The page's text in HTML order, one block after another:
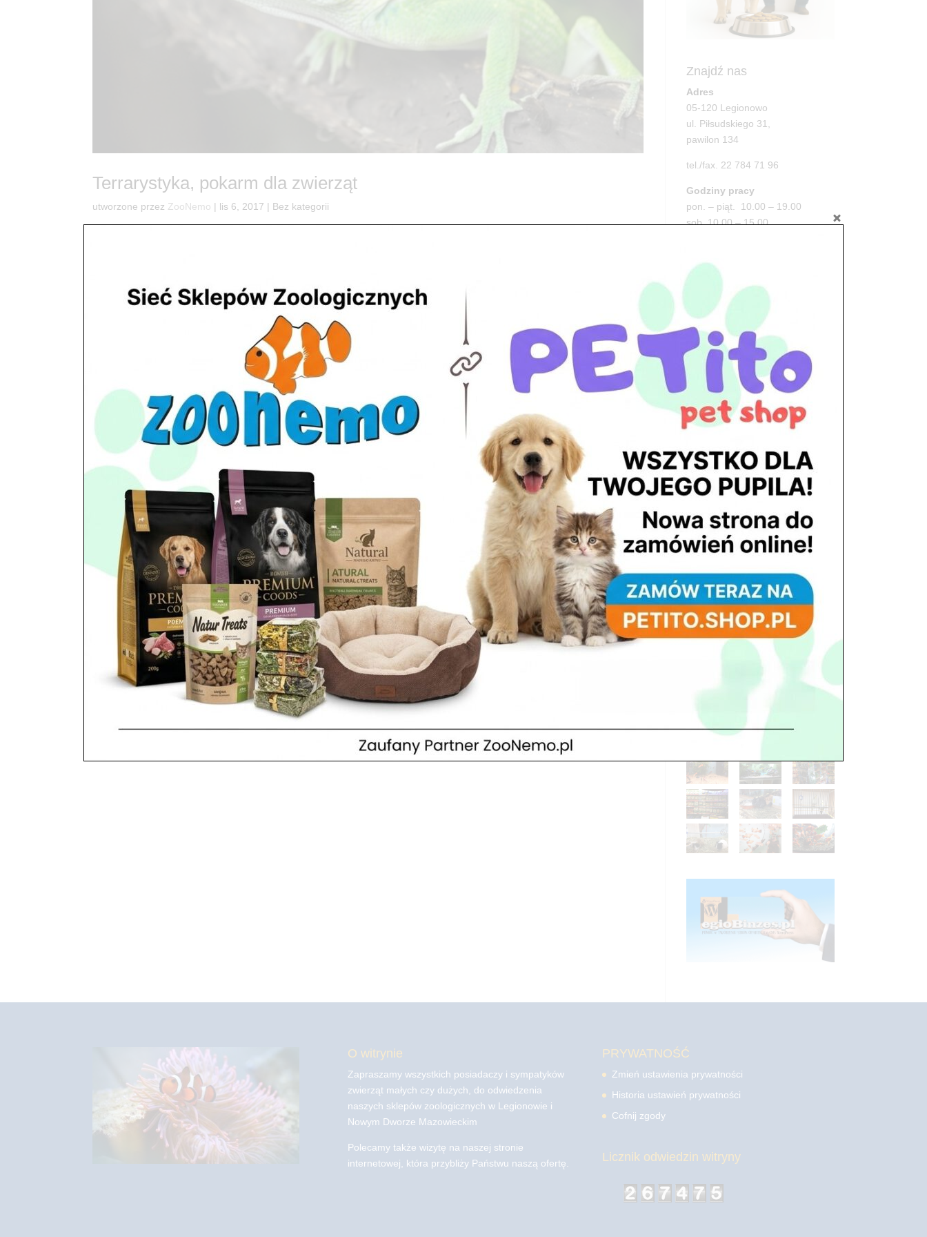
Terrarystyka, pokarm dla zwierząt
utworzone przez ZooNemo | lis 6, 2017 | Bez kategorii
Znajdź nas
Adres
05-120 Legionowo
ul. Piłsudskiego 31,
pawilon 134
tel./fax. 22 784 71 96
Godziny pracy
pon. – piąt. 10.00 – 19.00
sob. 10.00 – 15.00
Adres
05-100 Nowy Dwór Mazowiecki
ul. Leśna 2
tel. 503 900 215
Godziny pracy
pon. – piąt. 10.00 – 19.00
sob. 8.00 – 15.00
niedz. zamknięte
O witrynie
Zapraszamy wszystkich posiadaczy i sympatyków
zwierząt małych czy dużych, do odwiedzenia
naszych sklepów zoologicznych w Legionowie i
Nowym Dworze Mazowieckim
Polecamy także wizytę na naszej stronie
internetowej, która przybliży Państwu naszą ofertę.
PRYWATNOŚĆ
Zmień ustawienia prywatności
Historia ustawień prywatności
Cofnij zgody
Licznik odwiedzin witryny